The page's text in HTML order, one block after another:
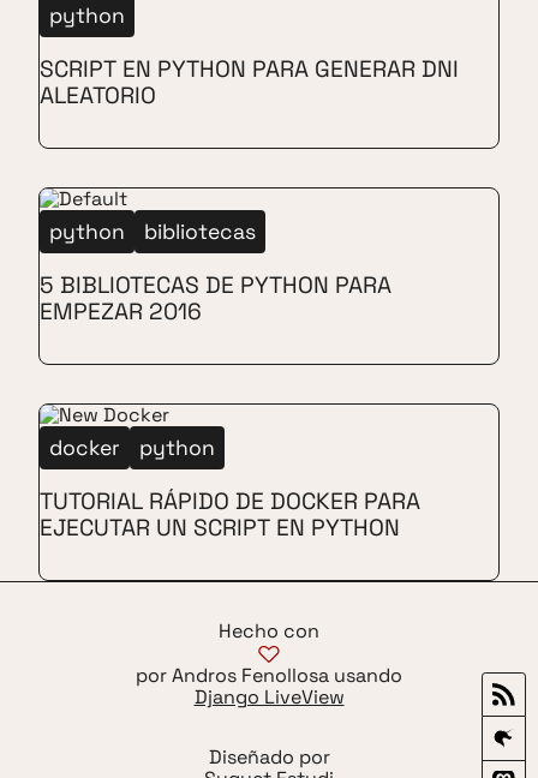
python
SCRIPT EN PYTHON PARA GENERAR DNI
ALEATORIO
python bibliotecas
5 BIBLIOTECAS DE PYTHON PARA
EMPEZAR 2016
docker python
TUTORIAL RÁPIDO DE DOCKER PARA
EJECUTAR UN SCRIPT EN PYTHON
Hecho con
por Andros Fenollosa usando
Django LiveView
Diseñado por